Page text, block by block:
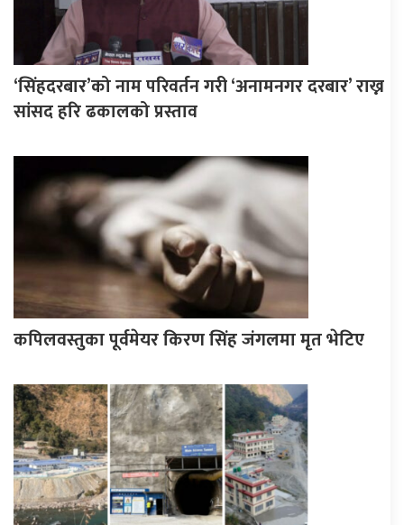
‘सिंहदरबार’को नाम परिवर्तन गरी ‘अनामनगर दरबार’ राख्न
सांसद हरि ढकालको प्रस्ताव
कपिलवस्तुका पूर्वमेयर किरण सिंह जंगलमा मृत भेटिए